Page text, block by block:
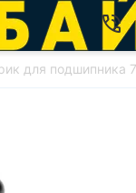
для подшипника